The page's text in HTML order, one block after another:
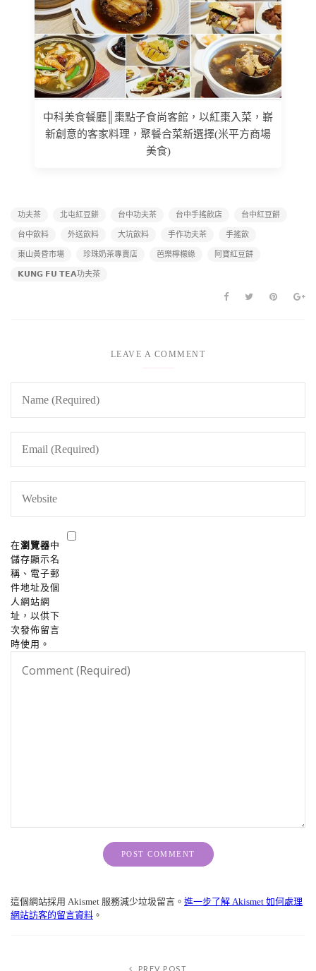
中科美食餐廳║棗點子食尚客館，以紅棗入菜，嶄
新創意的客家料理，聚餐合菜新選擇(米平方商場
美食)
功夫茶 北屯紅豆餅 台中功夫茶 台中手搖飲店 台中紅豆餅
台中飲料 外送飲料 大坑飲料 手作功夫茶 手搖飲
東山黃昏市場 珍珠奶茶專賣店 芭樂檸檬綠 阿寶紅豆餅
𝗞𝗨𝗡𝗚 𝗙𝗨 𝗧𝗘𝗔功夫茶
LEAVE A COMMENT
在瀏覽器中
儲存顯示名
稱、電子郵
件地址及個
人網站網
址，以供下
次發佈留言
時使用。
這個網站採用 Akismet 服務減少垃圾留言。 進一步了解 Akismet 如何處理
網站訪客的留言資料 。
PREV POST